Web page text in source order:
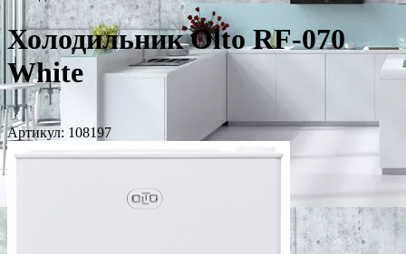
Холодильник Olto RF-070
White
Артикул: 108197